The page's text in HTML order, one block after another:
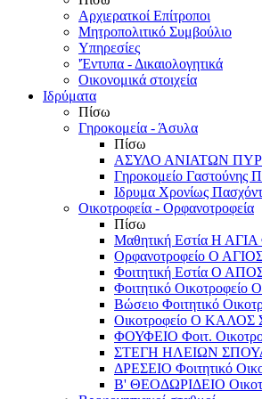
Αρχιερατκοί Επίτροποι
Μητροπολιτικό Συμβούλιο
Υπηρεσίες
'Έντυπα - Δικαιολογητικά
Οικονομικά στοιχεία
Ιδρύματα
Πίσω
Γηροκομεία - Άσυλα
Πίσω
ΑΣΥΛΟ ΑΝΙΑΤΩΝ
Γηροκομείο
Ιδρυμα Χρονίως
Οικοτροφεία - Ορφανοτροφεία
Πίσω
Μαθητική Εστία Η
Ορφανοτροφείο Ο
Φοιτητική Εστία Ο
Φοιτητικό
Βώσειο Φοιτητικό
Οικοτροφείο Ο
ΦΟΥΦΕΙΟ Φοιτ.
ΣΤΕΓΗ ΗΛΕΙΩΝ
ΔΡΕΣΕΙΟ Φοιτητικό
Β' ΘΕΟΔΩΡΙΔΕΙΟ